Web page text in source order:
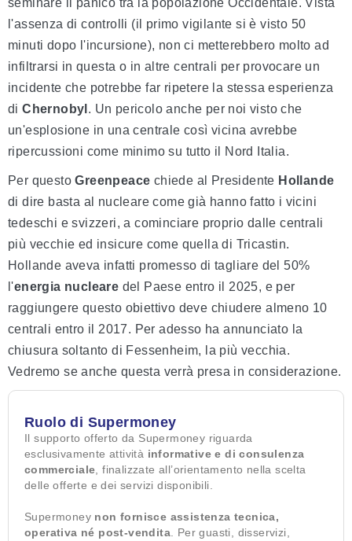
seminare il panico tra la popolazione Occidentale. Vista
l'assenza di controlli (il primo vigilante si è visto 50
minuti dopo l'incursione), non ci metterebbero molto ad
infiltrarsi in questa o in altre centrali per provocare un
incidente che potrebbe far ripetere la stessa esperienza
diChernobyl . Un pericolo anche per noi visto che
un'esplosione in una centrale così vicina avrebbe
ripercussioni come minimo su tutto il Nord Italia.
Per questoGreenpeace chiede al Presidente Hollande
di dire basta al nucleare come già hanno fatto i vicini
tedeschi e svizzeri, a cominciare proprio dalle centrali
più vecchie ed insicure come quella di Tricastin.
Hollande aveva infatti promesso di tagliare del 50%
l'energia nucleare del Paese entro il 2025, e per
raggiungere questo obiettivo deve chiudere almeno 10
centrali entro il 2017. Per adesso ha annunciato la
chiusura soltanto di Fessenheim, la più vecchia.
Vedremo se anche questa verrà presa in considerazione.
Ruolo di Supermoney
Il supporto offerto da Supermoney riguarda
esclusivamente attività informative e di consulenza
commerciale , finalizzate all’orientamento nella scelta
delle offerte e dei servizi disponibili.
Supermoney non fornisce assistenza tecnica,
operativa né post-vendita . Per guasti, disservizi,